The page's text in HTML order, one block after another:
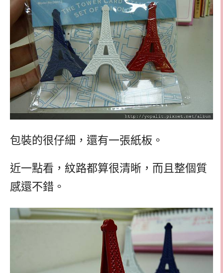
包裝的很仔細，還有一張紙板。
近一點看，紋路都算很清晰，而且整個質
感還不錯。